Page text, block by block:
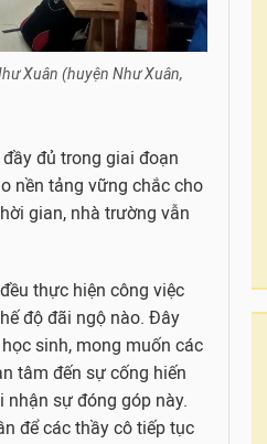
Xuân (huyện Như Xuân,
đủ trong giai đoạn
nền tảng vững chắc cho
gian, nhà trường vẫn
thực hiện công việc
độ đãi ngộ nào. Đây
sinh, mong muốn các
tâm đến sự cống hiến
nhận sự đóng góp này.
để các thầy cô tiếp tục